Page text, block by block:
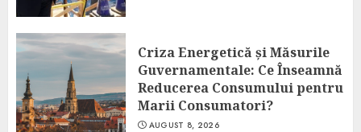
Criza Energetică și Măsurile
Guvernamentale: Ce Înseamnă
Reducerea Consumului pentru
Marii Consumatori?
AUGUST 8, 2026